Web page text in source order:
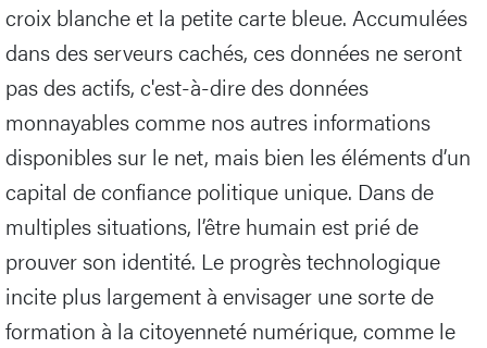
croix blanche et la petite carte bleue. Accumulées
dans des serveurs cachés, ces données ne seront
pas des actifs, c'est-à-dire des données
monnayables comme nos autres informations
disponibles sur le net, mais bien les éléments d’un
capital de confiance politique unique. Dans de
multiples situations, l’être humain est prié de
prouver son identité. Le progrès technologique
incite plus largement à envisager une sorte de
formation à la citoyenneté numérique, comme le